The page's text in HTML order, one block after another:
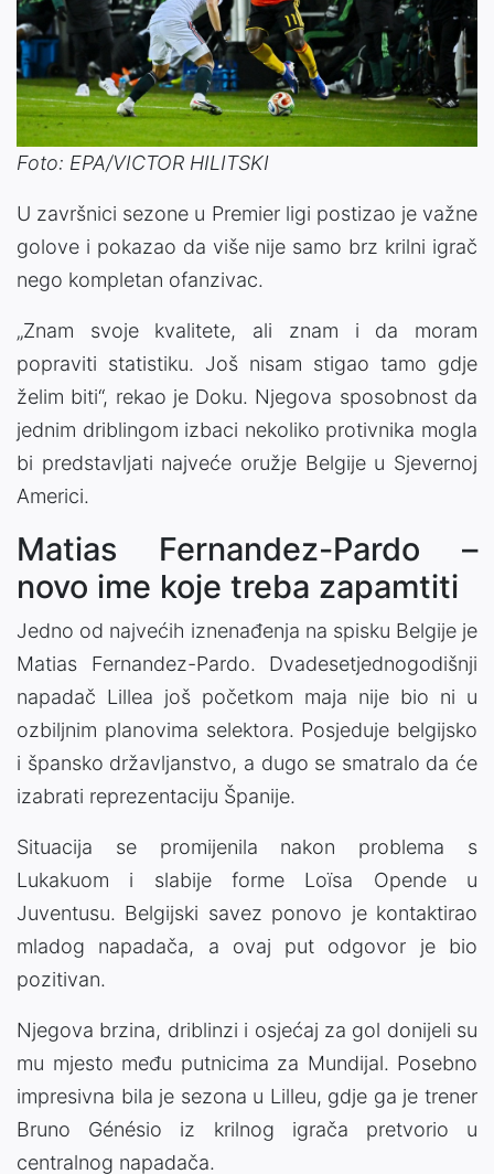
Foto: EPA/VICTOR HILITSKI
U završnici sezone u Premier ligi postizao je važne
golove i pokazao da više nije samo brz krilni igrač
nego kompletan ofanzivac.
„Znam svoje kvalitete, ali znam i da moram
popraviti statistiku. Još nisam stigao tamo gdje
želim biti“, rekao je Doku. Njegova sposobnost da
jednim driblingom izbaci nekoliko protivnika mogla
bi predstavljati najveće oružje Belgije u Sjevernoj
Americi.
Matias Fernandez-Pardo –
novo ime koje treba zapamtiti
Jedno od najvećih iznenađenja na spisku Belgije je
Matias Fernandez-Pardo. Dvadesetjednogodišnji
napadač Lillea još početkom maja nije bio ni u
ozbiljnim planovima selektora. Posjeduje belgijsko
i špansko državljanstvo, a dugo se smatralo da će
izabrati reprezentaciju Španije.
Situacija se promijenila nakon problema s
Lukakuom i slabije forme Loïsa Opende u
Juventusu. Belgijski savez ponovo je kontaktirao
mladog napadača, a ovaj put odgovor je bio
pozitivan.
Njegova brzina, driblinzi i osjećaj za gol donijeli su
mu mjesto među putnicima za Mundijal. Posebno
impresivna bila je sezona u Lilleu, gdje ga je trener
Bruno Génésio iz krilnog igrača pretvorio u
centralnog napadača.